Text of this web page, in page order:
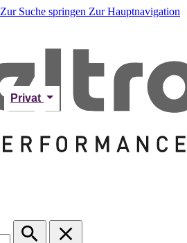
Zur Suche springen Zur Hauptnavigation
Privat